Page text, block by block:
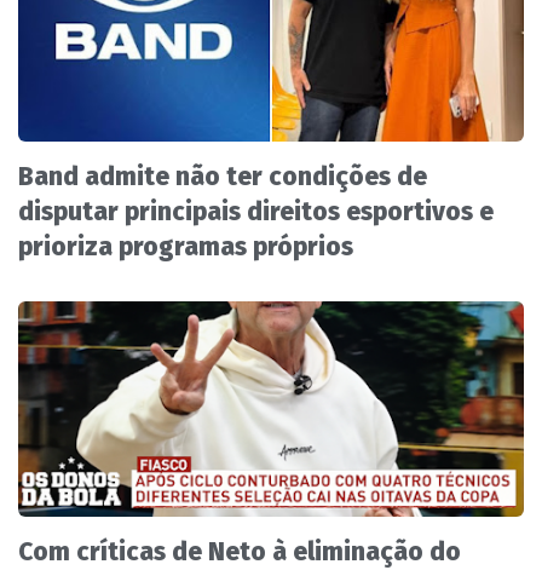
Band admite não ter condições de
disputar principais direitos esportivos e
prioriza programas próprios
Com críticas de Neto à eliminação do